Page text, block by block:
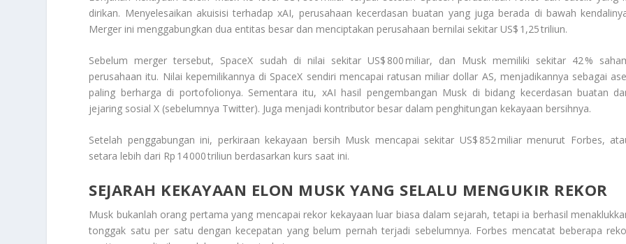
dirikan. Menyelesaikan akuisisi terhadap xAI, perusahaan kecerdasan buatan yang juga berada di bawah
Merger ini menggabungkan dua entitas besar dan menciptakan perusahaan bernilai sekitar US$ 1,25 triliun.
Sebelum merger tersebut, SpaceX sudah di nilai sekitar US$ 800 miliar, dan Musk memiliki sekitar 42 %
perusahaan itu. Nilai kepemilikannya di SpaceX sendiri mencapai ratusan miliar dollar AS, menjadikannya sebagai
paling berharga di portofolionya. Sementara itu, xAI hasil pengembangan Musk di bidang kecerdasan buatan
jejaring sosial X (sebelumnya Twitter). Juga menjadi kontributor besar dalam penghitungan kekayaan bersihnya.
Setelah penggabungan ini, perkiraan kekayaan bersih Musk mencapai sekitar US$ 852 miliar menurut Forbes,
setara lebih dari Rp 14 000 triliun berdasarkan kurs saat ini.
SEJARAH KEKAYAAN ELON MUSK YANG SELALU MENGUKIR REKOR
Musk bukanlah orang pertama yang mencapai rekor kekayaan luar biasa dalam sejarah, tetapi ia berhasil
tonggak satu per satu dengan kecepatan yang belum pernah terjadi sebelumnya. Forbes mencatat beberapa